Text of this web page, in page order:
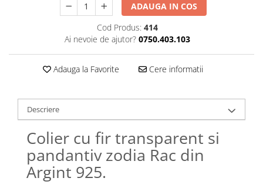
Lănțișoare cu Animale
Lănțișoare cu Molecule
Lănțișoare cu Pietre Naturale
Lănțișoare Argint Diverse
COLIERE CU PERLE
Coliere cu Perle Preciosa
COLIERE ȘNUR REGLABIL
Coliere cu Inimioare
Coliere cu Cruce
Coliere cu Stea
Coliere cu Soare
ADAUGA IN COS
Cod Produs: 414
Ai nevoie de ajutor? 0750.403.103
Adauga la Favorite Cere informatii
Descriere
Colier cu fir transparent si
pandantiv zodia Rac din
Argint 925.